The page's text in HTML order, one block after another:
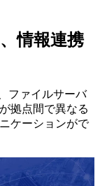
情報連携
ファイルサーバ
拠点間で異なる
ケーションがで